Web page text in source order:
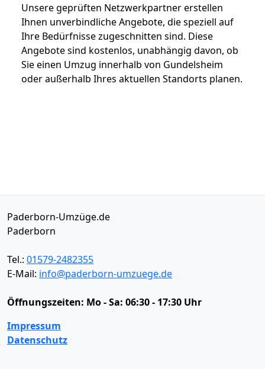
Unsere geprüften Netzwerkpartner erstellen
Ihnen unverbindliche Angebote, die speziell auf
Ihre Bedürfnisse zugeschnitten sind. Diese
Angebote sind kostenlos, unabhängig davon, ob
Sie einen Umzug innerhalb von Gundelsheim
oder außerhalb Ihres aktuellen Standorts planen.
Paderborn-Umzüge.de
Paderborn
Tel.: 01579-2482355
E-Mail: info@paderborn-umzuege.de
Öffnungszeiten: Mo - Sa: 06:30 - 17:30 Uhr
Impressum
Datenschutz